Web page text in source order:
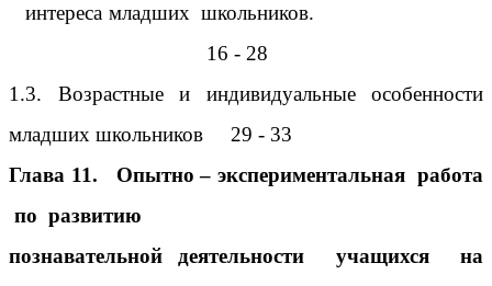
интереса младших школьников.
16 - 28
1.3. Возрастные и индивидуальные особенности
младших школьников 29 - 33
Глава 11. Опытно – экспериментальная работа
по развитию
познавательной деятельности учащихся на